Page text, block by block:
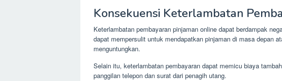
Konsekuensi Keterlambatan
Keterlambatan pembayaran pinjaman online dapat berdampak
dapat mempersulit untuk mendapatkan pinjaman di masa depan
menguntungkan.
Selain itu, keterlambatan pembayaran dapat memicu biaya
panggilan telepon dan surat dari penagih utang.